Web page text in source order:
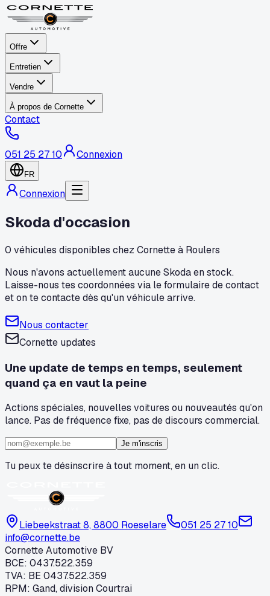
Offre
Entretien
Vendre
À propos de Cornette
Contact
051 25 27 10 Connexion
FR
Connexion
Skoda d'occasion
0 véhicules disponibles chez Cornette à Roulers
Nous n'avons actuellement aucune Skoda en stock.
Laisse-nous tes coordonnées via le formulaire de contact
et on te contacte dès qu'un véhicule arrive.
Nous contacter
Cornette updates
Une update de temps en temps, seulement
quand ça en vaut la peine
Actions spéciales, nouvelles voitures ou nouveautés qu'on
lance. Pas de fréquence fixe, pas de discours commercial.
Je m'inscris
Tu peux te désinscrire à tout moment, en un clic.
Liebeekstraat 8, 8800 Roeselare
051 25 27 10
info@cornette.be
Cornette Automotive BV
BCE: 0437.522.359
TVA: BE 0437.522.359
RPM: Gand, division Courtrai